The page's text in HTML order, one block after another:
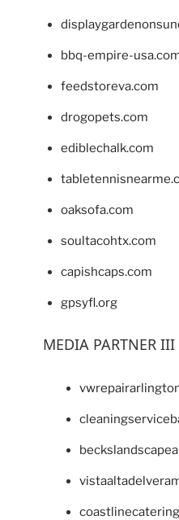
bbq-empire-
feedstoreva.com
drogopets.com
ediblechalk.com
oaksofa.com
soultacohtx.com
capishcaps.com
gpsyfl.org
MEDIA PARTNER III